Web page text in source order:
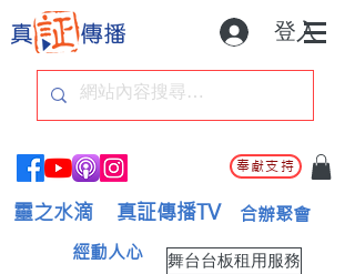
登入
奉獻支持
靈之水滴 真証傳播TV 合辦聚會
舞台台板租用服務
經動人心